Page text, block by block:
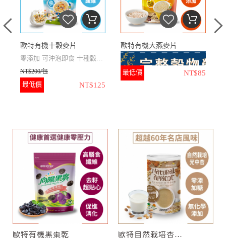
歐特有機十穀麥片
零添加 可沖泡即食 十種穀物
更豐富
榮獲2022年銀髮友善食品獎
十種穀物麥片，包含麥
片、穀類和豆類
麥片完全蒸熟，可直接沖
泡食用
★豐富膳食纖維及全穀營養
素
★無添加、無農藥殘留
NT$200/包
最低價 NT$125
歐特有機大燕麥片
★包含胚芽、胚乳、麩皮，
三部分完整全穀麥粒直接壓製
100%有機成分、100%無
化學添加、100％全穀成分
高膳食纖維、高飽足感
最低價 NT$85
歐特有機黑棗乾 歐特自然栽培杏仁飲–零添加糖